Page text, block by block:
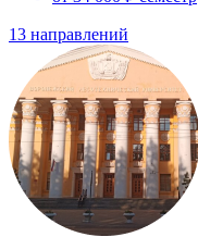
13 направлений